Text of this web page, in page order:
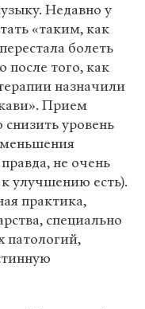
Недавно у
«таким, как
болеть
после того, как
назначили
Прием
снизить уровень
не очень
улучшению есть).
практика,
специально
патологий,